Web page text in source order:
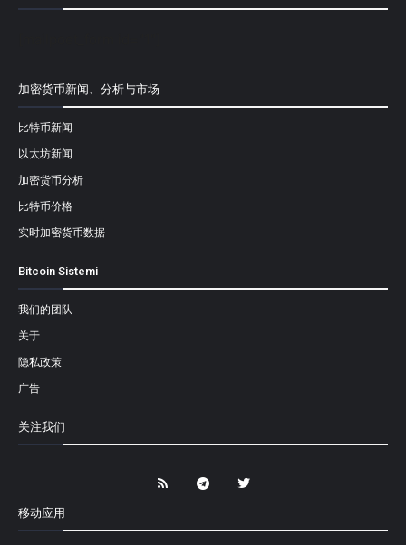
加密货币新闻、分析与市场
比特币新闻
以太坊新闻
加密货币分析
比特币价格
实时加密货币数据
Bitcoin Sistemi
我们的团队
关于
隐私政策
广告
关注我们
移动应用